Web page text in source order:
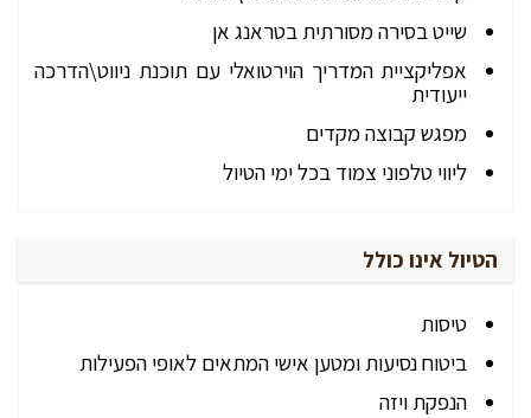
שייט בסירה מסורתית בטראנג אן
אפליקציית המדריך הוירטואלי עם תוכנת ניווט\הדרכה
ייעודית
מפגש קבוצה מקדים
ליווי טלפוני צמוד בכל ימי הטיול
הטיול אינו כולל
טיסות
ביטוח נסיעות ומטען אישי המתאים לאופי הפעילות
הנפקת ויזה